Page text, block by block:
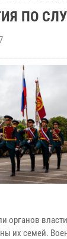
ПО
органов
их семей.